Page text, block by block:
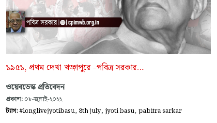
১৯৫১, প্রথম দেখা খড়্গপুরে -পবিত্র সরকার…
ওয়েবডেস্ক প্রতিবেদন
প্রকাশ: ০৮-জুলাই-২০২২
ট্যাগ:#longlivejyotibasu, 8th july, jyoti basu, pabitra sarkar